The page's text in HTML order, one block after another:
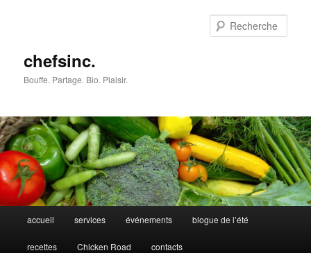
chefsinc.
Bouffe. Partage. Bio. Plaisir.
principal
Aller
accueil services événements blogue de l’été
recettes Chicken Road contacts